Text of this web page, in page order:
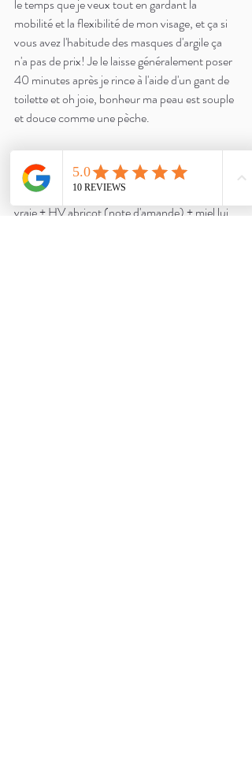
le temps que je veux tout en gardant la
mobilité et la flexibilité de mon visage, et ça si
vous avez l'habitude des masques d'argile ça
n'a pas de prix! Je le laisse généralement poser
40 minutes après je rince à l'aide d'un gant de
toilette et oh joie, bonheur ma peau est souple
et douce comme une pèche.
Et parce qu'on ne boude pas notre plaisir, le
petit bonus de ce masque c'est son odeur ...
une pure merveille! L'association Lavande
vraie + HV abricot (note d'amande) + miel lui